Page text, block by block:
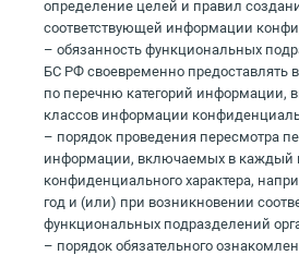
определение целей и правил
соответствующей информации
– обязанность функциональных
БС РФ своевременно предоставлять
по перечню категорий информации,
классов информации
– порядок проведения пересмотра
информации, включаемых в каждый
конфиденциального характера,
год и (или) при возникновении
функциональных подразделений
– порядок обязательного